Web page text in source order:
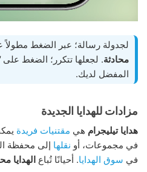
لجدولة رسالة؛ عبر الضغط
محادثة. لجعلها تتكرر؛ الضغط على
المفضل لديك.
مزادات للهدايا الجديدة
هدايا تيليجرام هي مقتنيات فريدة
في مجموعات، أو نقلها إلى محفظة
في سوق الهدايا. أحيانًا تُباع الهدايا